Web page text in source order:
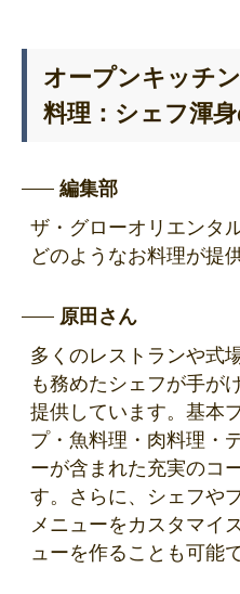
オープンキッチ
料理：シェフ渾
編集部
ザ・グローオリエンタ
どのようなお料理が提
原田さん
多くのレストランや式
も務めたシェフが手が
提供しています。基本
プ・魚料理・肉料理・
ーが含まれた充実のコ
す。さらに、シェフや
メニューをカスタマイ
ューを作ることも可能で